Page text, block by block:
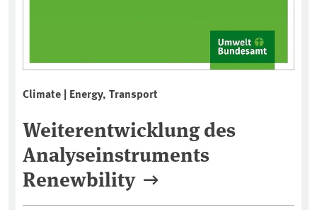
Climate | Energy, Transport
Weiterentwicklung des
Analyseinstruments
Renewbility